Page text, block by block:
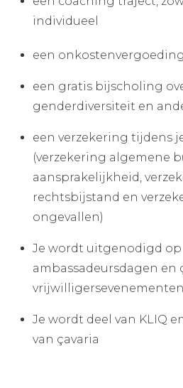
individueel
een onkostenvergoeding
een gratis bijscholing
genderdiversiteit en
een verzekering tijdens
(verzekering algemene
aansprakelijkheid,
rechtsbijstand en
ongevallen)
Je wordt uitgenodigd op
ambassadeursdagen en
vrijwilligersevenementen
Je wordt deel van KLIQ
van çavaria